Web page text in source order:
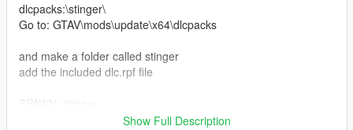
dlcpacks:\stinger\
Go to: GTAV\mods\update\x64\dlcpacks
and make a folder called stinger
add the included dlc.rpf file
Show Full Description